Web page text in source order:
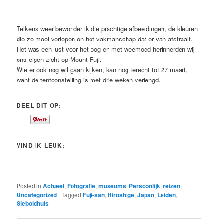
Telkens weer bewonder ik die prachtige afbeeldingen, de kleuren
die zo mooi verlopen en het vakmanschap dat er van afstraalt.
Het was een lust voor het oog en met weemoed herinnerden wij
ons eigen zicht op Mount Fuji.
Wie er ook nog wil gaan kijken, kan nog terecht tot 27 maart,
want de tentoonstelling is met drie weken verlengd.
DEEL DIT OP:
VIND IK LEUK:
Posted in Actueel,Fotografie,museums, Persoonlijk,reizen,
Uncategorized |Tagged Fuji-san,Hiroshige,Japan, Leiden,
Sieboldhuis